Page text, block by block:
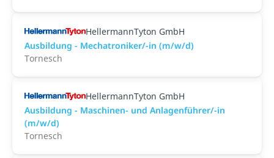
HellermannTyton GmbH
Ausbildung - Mechatroniker/-in (m/w/d)
Tornesch
HellermannTyton GmbH
Ausbildung - Maschinen- und Anlagenführer/-in
(m/w/d)
Tornesch